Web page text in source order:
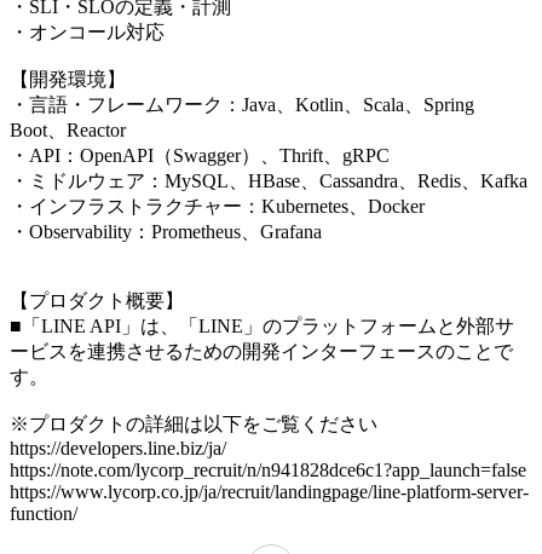
・SLI・SLOの定義・計測
・オンコール対応
【開発環境】
・言語・フレームワーク：Java、Kotlin、Scala、Spring
Boot、Reactor
・API：OpenAPI（Swagger）、Thrift、gRPC
・ミドルウェア：MySQL、HBase、Cassandra、Redis、Kafka
・インフラストラクチャー：Kubernetes、Docker
・Observability：Prometheus、Grafana
【プロダクト概要】
■「LINE API」は、「LINE」のプラットフォームと外部サ
ービスを連携させるための開発インターフェースのことで
す。
※プロダクトの詳細は以下をご覧ください
https://developers.line.biz/ja/
https://note.com/lycorp_recruit/n/n941828dce6c1?app_launch=false
https://www.lycorp.co.jp/ja/recruit/landingpage/line-platform-server-
function/